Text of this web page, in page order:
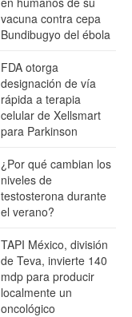
vacuna contra cepa
Bundibugyo del ébola
FDA otorga
designación de vía
rápida a terapia
celular de Xellsmart
para Parkinson
¿Por qué cambian los
niveles de
testosterona durante
el verano?
TAPI México, división
de Teva, invierte 140
mdp para producir
localmente un
oncológico